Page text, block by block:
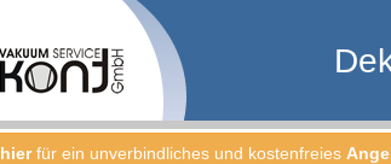
hierfür ein unverbindliches und kostenfreies